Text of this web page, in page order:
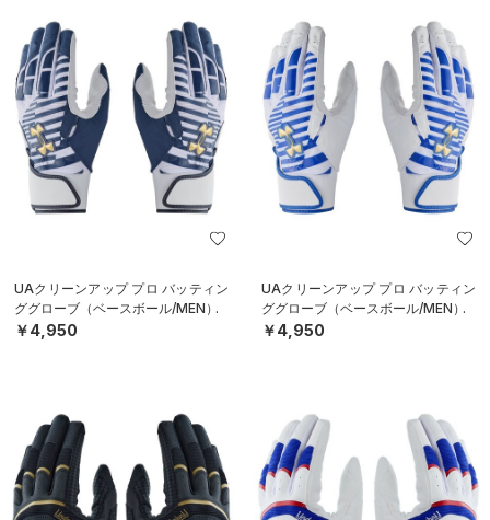
UAクリーンアップ プロ バッティン
ググローブ（ベースボール/MEN）
￥4,950
UAクリーンアップ プロ バッティン
ググローブ（ベースボール/MEN）
￥4,950